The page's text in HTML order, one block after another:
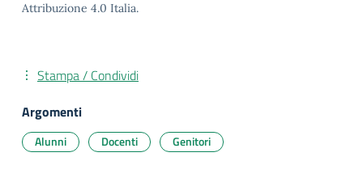
Attribuzione 4.0 Italia.
Stampa / Condividi
Argomenti
Alunni Docenti Genitori